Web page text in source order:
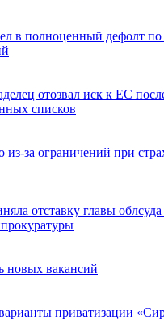
в полноценный дефолт по
отозвал иск к ЕС
списков
за ограничений при
отставку главы
вакансий
приватизации